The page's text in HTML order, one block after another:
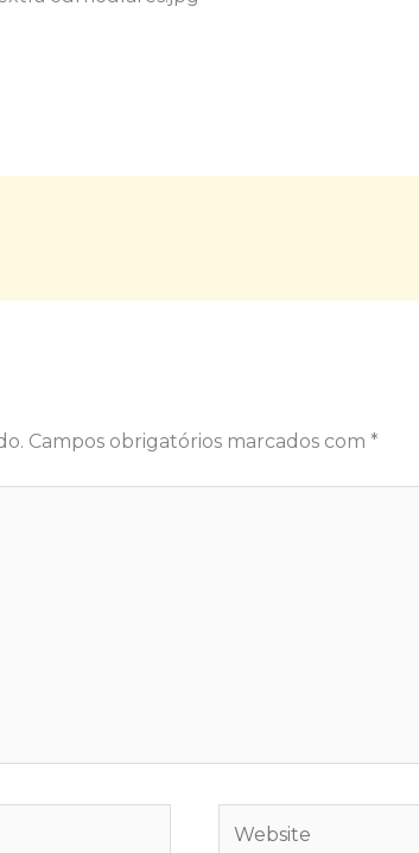
Campos obrigatórios marcados com *